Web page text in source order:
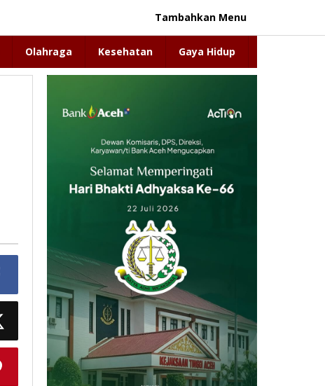
Tambahkan Menu
Olahraga Kesehatan Gaya Hidup